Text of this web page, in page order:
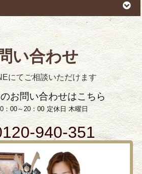
い合わせ
にてご相談いただけます
お問い合わせはこちら
：00～20：00 定休日 木曜日
940-351